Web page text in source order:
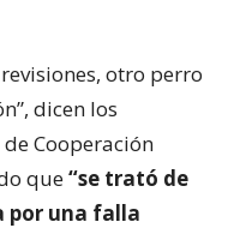
otro perro
dicen los
Cooperación
que“se trató de
por una falla